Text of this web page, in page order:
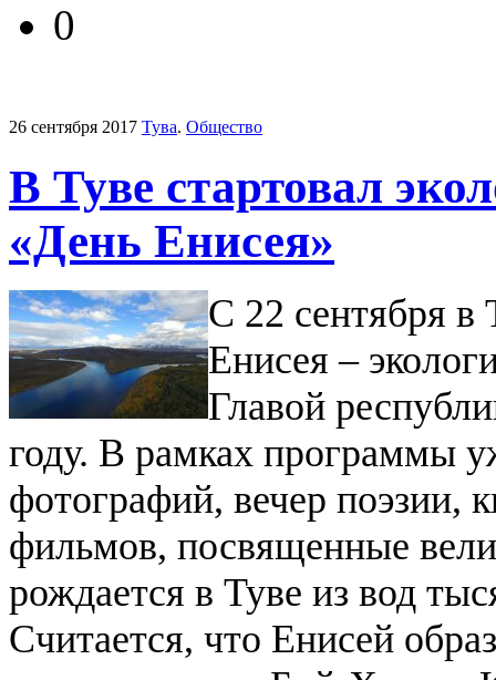
0
26 сентября 2017 Тува. Общество
В Туве стартовал
«День Енисея»
С 22 сентября в
Енисея –
Главой
году. В рамках программы
фотографий, вечер поэзии,
фильмов, посвященные
рождается в Туве из вод
Считается, что Енисей